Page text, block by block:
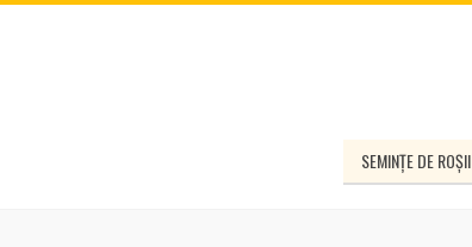
SEMINȚE DE ROȘII